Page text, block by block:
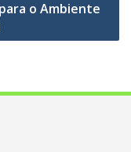
o Ambiente